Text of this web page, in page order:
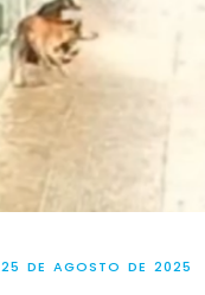
25 DE AGOSTO DE 2025